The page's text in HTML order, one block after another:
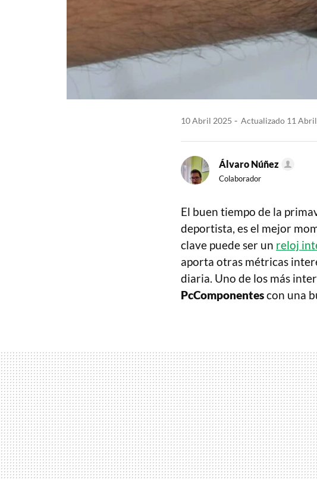
10 Abril 2025 Actualizado 11
Álvaro Núñez
Colaborador
El buen tiempo de la
deportista, es el mejor
clave puede ser un reloj
aporta otras métricas
diaria. Uno de los más
PcComponentescon una